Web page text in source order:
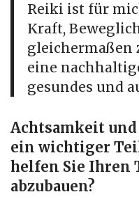
Reiki ist für
Kraft,
gleichermaßen
eine
gesundes und
Achtsamkeit
ein wichtiger
helfen Sie Ihren
abzubauen?